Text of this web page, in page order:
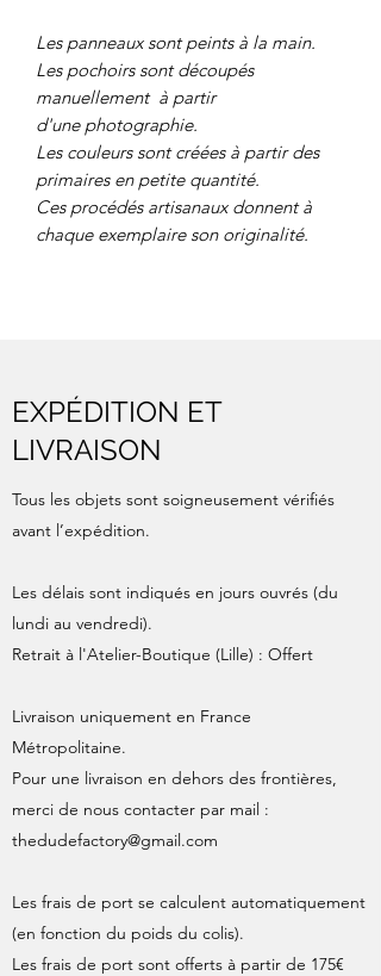
Les panneaux sont peints à la main.
Les pochoirs sont découpés
manuellement à partir
d'une photographie.
Les couleurs sont créées à partir des
primaires en petite quantité.
Ces procédés artisanaux donnent à
chaque exemplaire son originalité.
EXPÉDITION ET
LIVRAISON
Tous les objets sont soigneusement vérifiés
avant l’expédition.
Les délais sont indiqués en jours ouvrés (du
lundi au vendredi).
Retrait à l'Atelier-Boutique (Lille) : Offert
Livraison uniquement en France
Métropolitaine.
Pour une livraison en dehors des frontières,
merci de nous contacter par mail :
thedudefactory@gmail.com
Les frais de port se calculent automatiquement
(en fonction du poids du colis).
Les frais de port sont offerts à partir de 175€